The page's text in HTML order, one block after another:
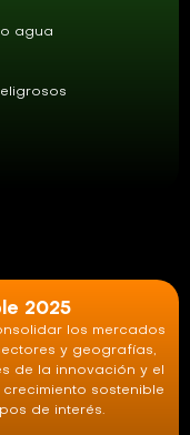
agua
2025
los mercados
y geografías,
de la innovación y el
sostenible
de interés.